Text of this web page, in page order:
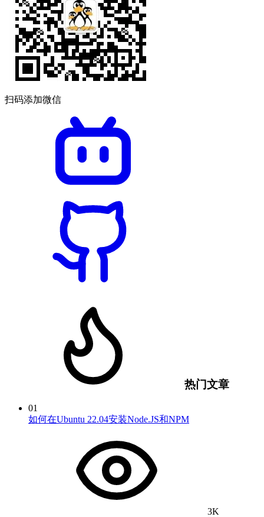
扫码添加微信
热门文章
01
如何在Ubuntu 22.04安装Node.JS和NPM
3K